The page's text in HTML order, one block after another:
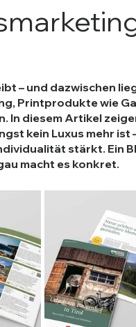
– und dazwischen
Printprodukte wie
In diesem Artikel
kein Luxus mehr ist
stärkt. Ein
macht es konkret.